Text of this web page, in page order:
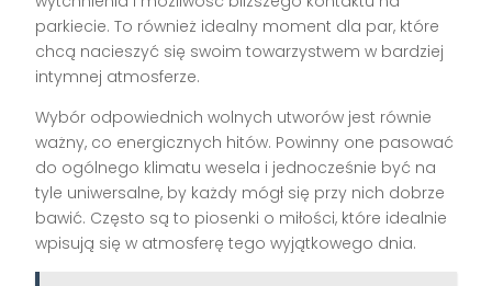
parkiecie. To również idealny moment dla par, które
chcą nacieszyć się swoim towarzystwem w bardziej
intymnej atmosferze.
Wybór odpowiednich wolnych utworów jest równie
ważny, co energicznych hitów. Powinny one pasować
do ogólnego klimatu wesela i jednocześnie być na
tyle uniwersalne, by każdy mógł się przy nich dobrze
bawić. Często są to piosenki o miłości, które idealnie
wpisują się w atmosferę tego wyjątkowego dnia.